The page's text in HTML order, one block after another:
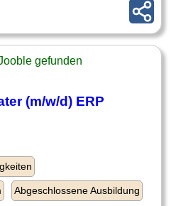
gefunden
(m/w/d) ERP
Abgeschlossene Ausbildung